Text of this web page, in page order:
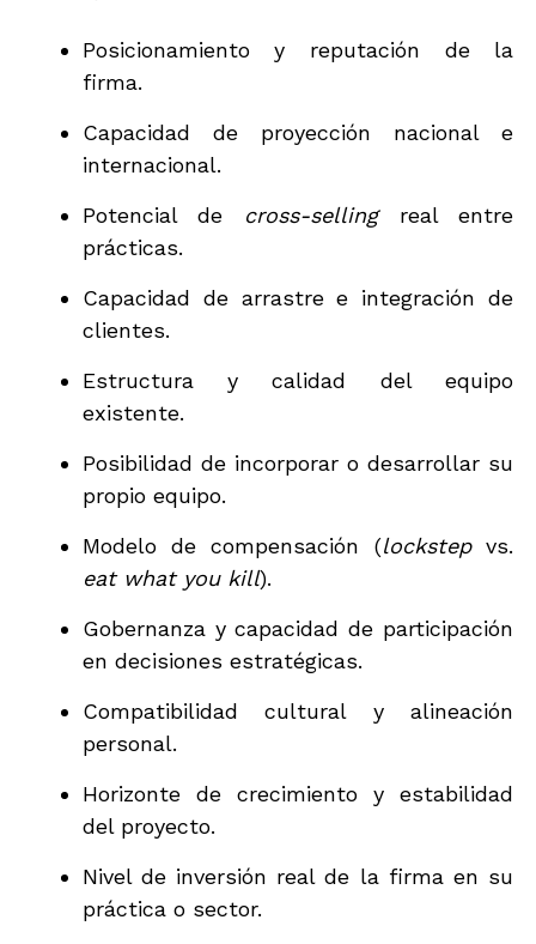
Posicionamiento y reputación de la
firma.
Capacidad de proyección nacional e
internacional.
Potencial de cross-sellingreal entre
prácticas.
Capacidad de arrastre e integración de
clientes.
Estructura y calidad del equipo
existente.
Posibilidad de incorporar o desarrollar su
propio equipo.
Modelo de compensación (lockstepvs.
eat what you kill).
Gobernanza y capacidad de participación
en decisiones estratégicas.
Compatibilidad cultural y alineación
personal.
Horizonte de crecimiento y estabilidad
del proyecto.
Nivel de inversión real de la firma en su
práctica o sector.